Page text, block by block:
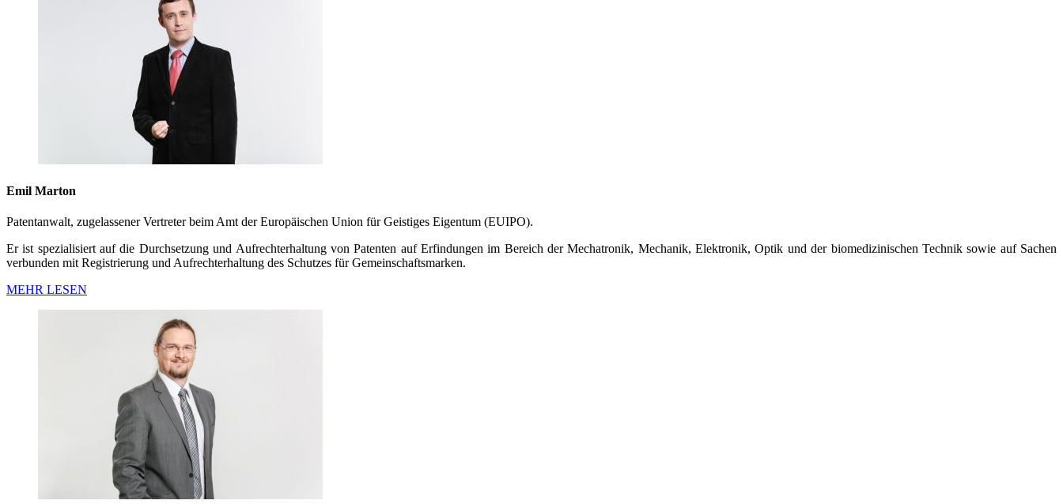
Emil Marton
Patentanwalt, zugelassener Vertreter beim Amt der Europäischen Union für Geistiges Eigentum (EUIPO).
Er ist spezialisiert auf die Durchsetzung und Aufrechterhaltung von Patenten auf Erfindungen im Bereich der Mechatronik, Mechanik, Elektronik, Optik und der biomedizinischen Technik sowie auf Sachen
verbunden mit Registrierung und Aufrechterhaltung des Schutzes für Gemeinschaftsmarken.
MEHR LESEN